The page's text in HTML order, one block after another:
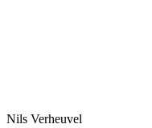
Nils Verheuvel